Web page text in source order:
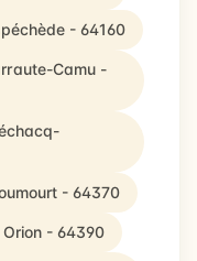
- 64160
Camu -
- 64370
- 64390